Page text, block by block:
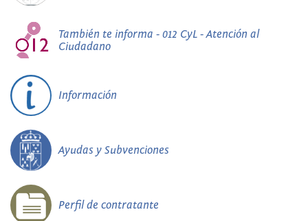
También te informa - 012 CyL - Atención al
Ciudadano
Información
Ayudas y Subvenciones
Perfil de contratante